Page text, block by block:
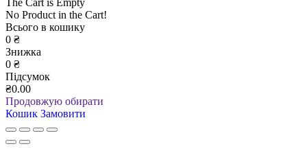
No Product in the Cart!
Всього в кошику
0 ₴
Знижка
0 ₴
Підсумок
₴0.00
Продовжую обирати
Кошик Замовити